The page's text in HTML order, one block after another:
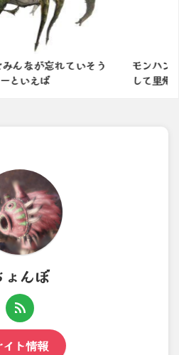
んなが忘れていそう
といえば
モンハン
して里帰
ょんぼ
イト情報